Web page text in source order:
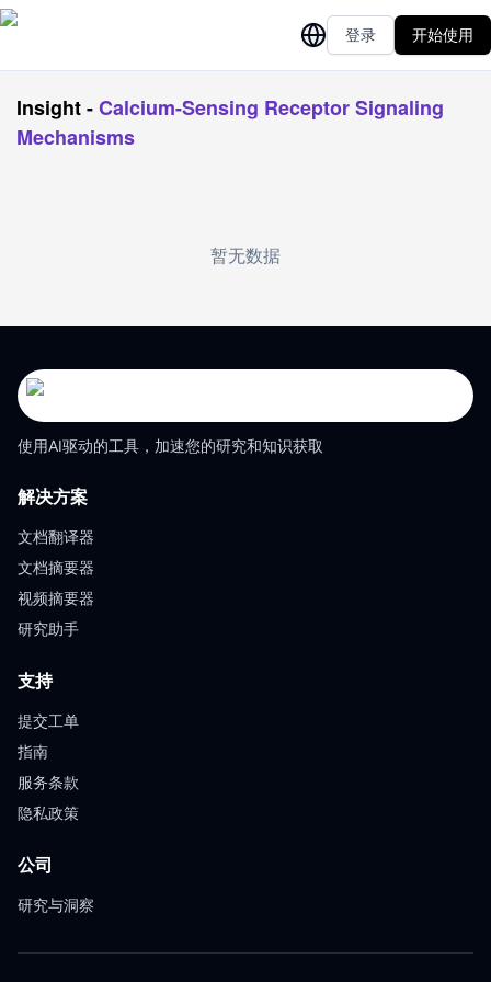
登录 开始使用
Insight-Calcium-Sensing Receptor Signaling
Mechanisms
暂无数据
使用AI驱动的工具，加速您的研究和知识获取
解决方案
文档翻译器
文档摘要器
视频摘要器
研究助手
支持
提交工单
指南
服务条款
隐私政策
公司
研究与洞察